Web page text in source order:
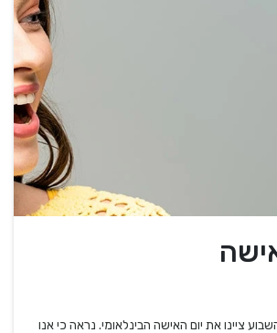
ציינו את יום האישה הבינלאומי. נראה כי אנו